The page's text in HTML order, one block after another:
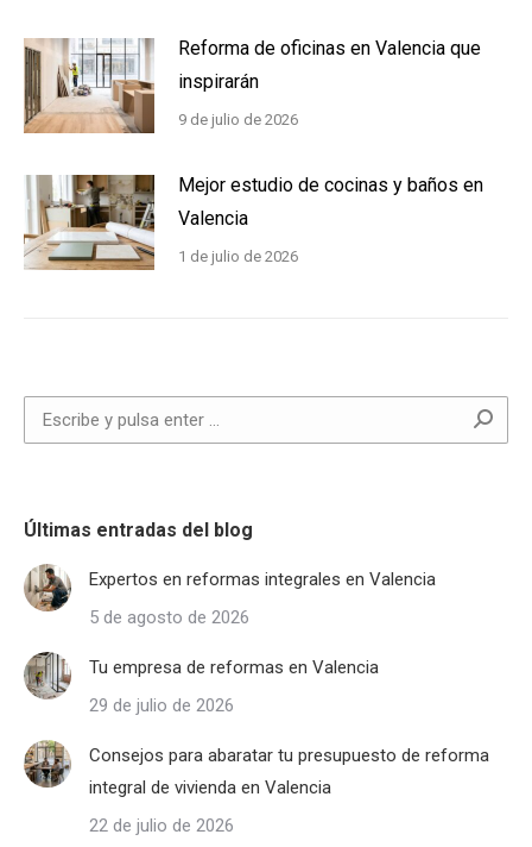
Reforma de oficinas en Valencia que
inspirarán
9 de julio de 2026
Mejor estudio de cocinas y baños en
Valencia
1 de julio de 2026
Buscar:
Últimas entradas del blog
Expertos en reformas integrales en Valencia
5 de agosto de 2026
Tu empresa de reformas en Valencia
29 de julio de 2026
Consejos para abaratar tu presupuesto de reforma
integral de vivienda en Valencia
22 de julio de 2026